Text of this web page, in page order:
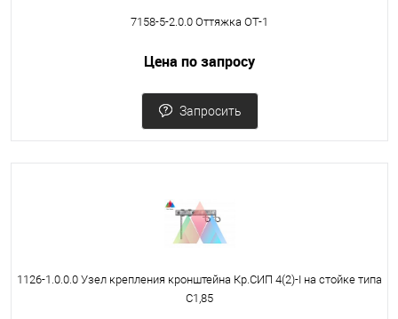
7158-5-2.0.0 Оттяжка ОТ-1
Цена по запросу
Запросить
1126-1.0.0.0 Узел крепления кронштейна Кр.СИП 4(2)-I на стойке типа
С1,85